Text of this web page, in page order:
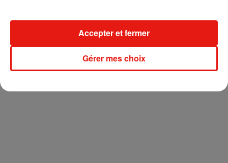
Gérer mes choix
Accepter et fermer